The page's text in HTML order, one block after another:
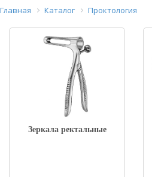
Главная Каталог Проктология
Зеркала ректальные